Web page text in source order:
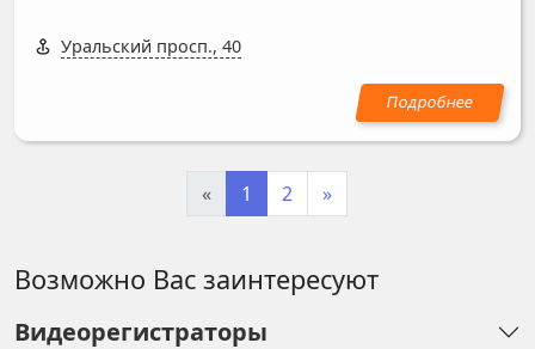
Уральский просп., 40
« 1 2 »
Возможно Вас заинтересуют
Видеорегистраторы